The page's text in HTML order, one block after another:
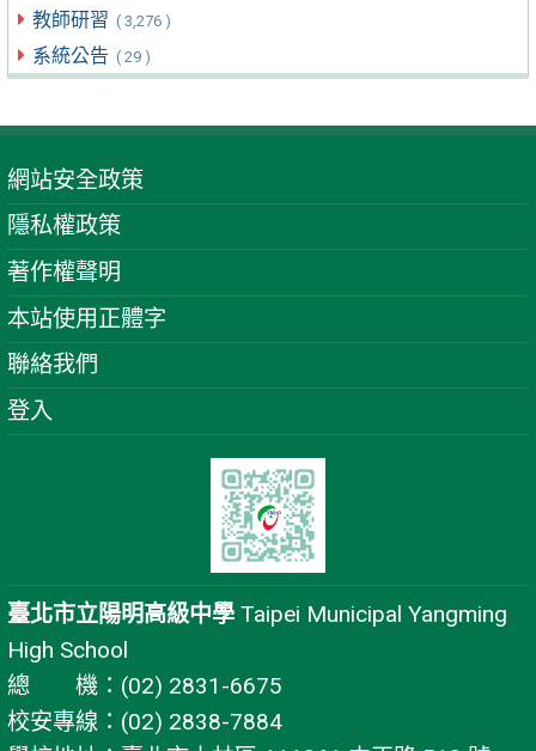
教師研習 ( 3,276 )
系統公告 ( 29 )
網站安全政策
隱私權政策
著作權聲明
本站使用正體字
聯絡我們
登入
臺北市立陽明高級中學 Taipei Municipal Yangming
High School
總 機：(02) 2831-6675
校安專線：(02) 2838-7884